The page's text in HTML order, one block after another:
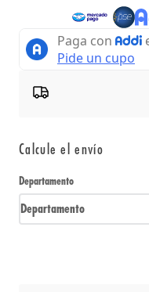
Calcule el envío
Departamento
Departamento